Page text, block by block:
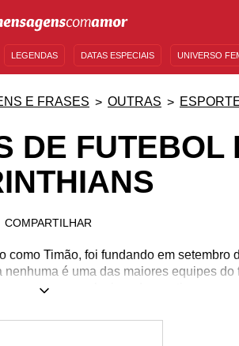
LEGENDAS DATAS ESPECIAIS UNIVERSO
E FRASES OUTRAS
DE FUTEBOL
COMPARTILHAR
Timão, foi fundando em setembro
é uma das maiores equipes do
mensagens relacionadas ao time e